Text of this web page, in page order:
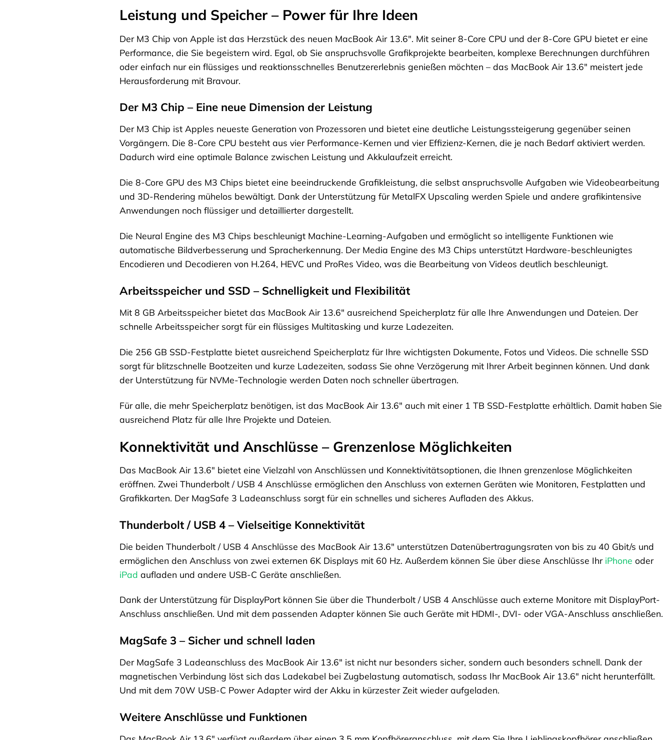
Leistung und Speicher – Power für Ihre Ideen
Der M3 Chip von Apple ist das Herzstück des neuen MacBook Air 13.6″. Mit seiner 8-Core CPU und der 8-Core GPU bietet er eine
Performance, die Sie begeistern wird. Egal, ob Sie anspruchsvolle Grafikprojekte bearbeiten, komplexe Berechnungen durchführen
oder einfach nur ein flüssiges und reaktionsschnelles Benutzererlebnis genießen möchten – das MacBook Air 13.6″ meistert jede
Herausforderung mit Bravour.
Der M3 Chip – Eine neue Dimension der Leistung
Der M3 Chip ist Apples neueste Generation von Prozessoren und bietet eine deutliche Leistungssteigerung gegenüber seinen
Vorgängern. Die 8-Core CPU besteht aus vier Performance-Kernen und vier Effizienz-Kernen, die je nach Bedarf aktiviert werden.
Dadurch wird eine optimale Balance zwischen Leistung und Akkulaufzeit erreicht.
Die 8-Core GPU des M3 Chips bietet eine beeindruckende Grafikleistung, die selbst anspruchsvolle Aufgaben wie Videobearbeitung
und 3D-Rendering mühelos bewältigt. Dank der Unterstützung für MetalFX Upscaling werden Spiele und andere grafikintensive
Anwendungen noch flüssiger und detaillierter dargestellt.
Die Neural Engine des M3 Chips beschleunigt Machine-Learning-Aufgaben und ermöglicht so intelligente Funktionen wie
automatische Bildverbesserung und Spracherkennung. Der Media Engine des M3 Chips unterstützt Hardware-beschleunigtes
Encodieren und Decodieren von H.264, HEVC und ProRes Video, was die Bearbeitung von Videos deutlich beschleunigt.
Arbeitsspeicher und SSD – Schnelligkeit und Flexibilität
Mit 8 GB Arbeitsspeicher bietet das MacBook Air 13.6″ ausreichend Speicherplatz für alle Ihre Anwendungen und Dateien. Der
schnelle Arbeitsspeicher sorgt für ein flüssiges Multitasking und kurze Ladezeiten.
Die 256 GB SSD-Festplatte bietet ausreichend Speicherplatz für Ihre wichtigsten Dokumente, Fotos und Videos. Die schnelle SSD
sorgt für blitzschnelle Bootzeiten und kurze Ladezeiten, sodass Sie ohne Verzögerung mit Ihrer Arbeit beginnen können. Und dank
der Unterstützung für NVMe-Technologie werden Daten noch schneller übertragen.
Für alle, die mehr Speicherplatz benötigen, ist das MacBook Air 13.6″ auch mit einer 1 TB SSD-Festplatte erhältlich. Damit haben Sie
ausreichend Platz für alle Ihre Projekte und Dateien.
Konnektivität und Anschlüsse – Grenzenlose Möglichkeiten
Das MacBook Air 13.6″ bietet eine Vielzahl von Anschlüssen und Konnektivitätsoptionen, die Ihnen grenzenlose Möglichkeiten
eröffnen. Zwei Thunderbolt / USB 4 Anschlüsse ermöglichen den Anschluss von externen Geräten wie Monitoren, Festplatten und
Grafikkarten. Der MagSafe 3 Ladeanschluss sorgt für ein schnelles und sicheres Aufladen des Akkus.
Thunderbolt / USB 4 – Vielseitige Konnektivität
Die beiden Thunderbolt / USB 4 Anschlüsse des MacBook Air 13.6″ unterstützen Datenübertragungsraten von bis zu 40 Gbit/s und
ermöglichen den Anschluss von zwei externen 6K Displays mit 60 Hz. Außerdem können Sie über diese Anschlüsse Ihr iPhone oder
iPad aufladen und andere USB-C Geräte anschließen.
Dank der Unterstützung für DisplayPort können Sie über die Thunderbolt / USB 4 Anschlüsse auch externe Monitore mit DisplayPort-
Anschluss anschließen. Und mit dem passenden Adapter können Sie auch Geräte mit HDMI-, DVI- oder VGA-Anschluss anschließen.
MagSafe 3 – Sicher und schnell laden
Der MagSafe 3 Ladeanschluss des MacBook Air 13.6″ ist nicht nur besonders sicher, sondern auch besonders schnell. Dank der
magnetischen Verbindung löst sich das Ladekabel bei Zugbelastung automatisch, sodass Ihr MacBook Air 13.6″ nicht herunterfällt.
Und mit dem 70W USB-C Power Adapter wird der Akku in kürzester Zeit wieder aufgeladen.
Weitere Anschlüsse und Funktionen